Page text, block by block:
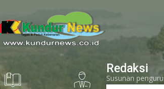
www.kundurnews.co.id
Redaksi
Susunan